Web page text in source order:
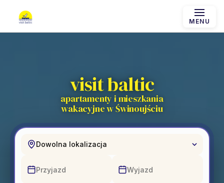
MENU
visit baltic
apartamenty i mieszkania
wakacyjne w Świnoujściu
Dowolna lokalizacja